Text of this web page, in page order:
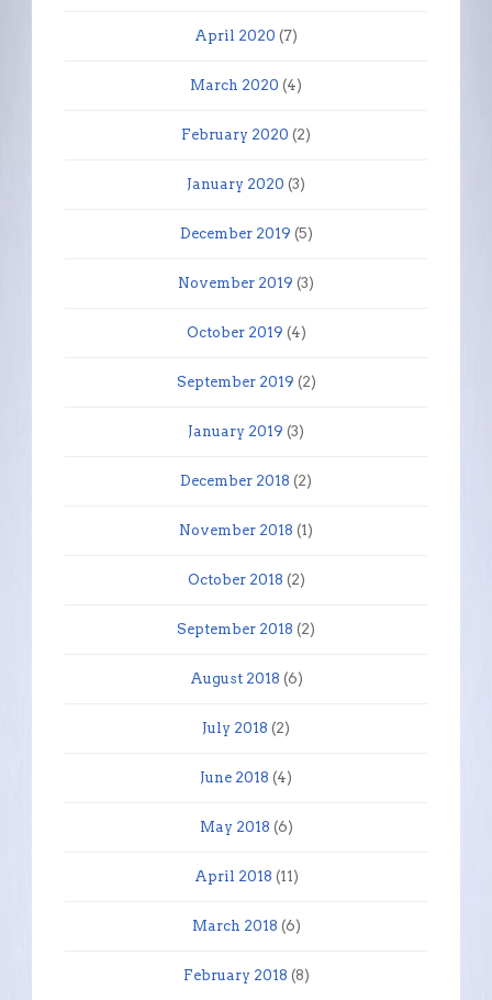
April 2020 (7)
March 2020 (4)
February 2020 (2)
January 2020 (3)
December 2019 (5)
November 2019 (3)
October 2019 (4)
September 2019 (2)
January 2019 (3)
December 2018 (2)
November 2018 (1)
October 2018 (2)
September 2018 (2)
August 2018 (6)
July 2018 (2)
June 2018 (4)
May 2018 (6)
April 2018 (11)
March 2018 (6)
February 2018 (8)